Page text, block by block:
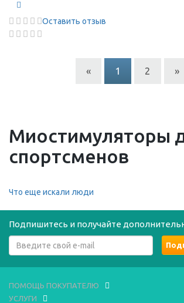
Оставить отзыв
« 1 2 »
Миостимуляторы
спортсменов
Что еще искали люди
Подпишитесь и получайте
ПОМОЩЬ ПОКУПАТЕЛЮ
УСЛУГИ